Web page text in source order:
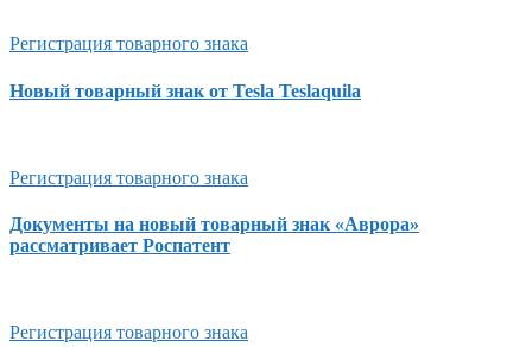
Регистрация товарного знака
Новый товарный знак от Tesla Teslaquila
Регистрация товарного знака
Документы на новый товарный знак «Аврора»
рассматривает Роспатент
Регистрация товарного знака